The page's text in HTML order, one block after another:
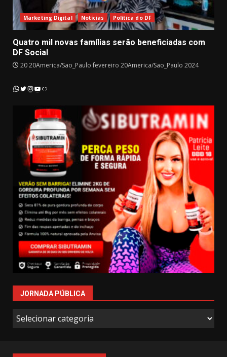
Marketing Digital Notícias Política do DF
Quatro mil novas famílias serão beneficiadas com
DF Social
20 20America/Sao_Paulo fevereiro 20America/Sao_Paulo 2024
WhatsApp
Twitter
Instagram
YouTube
Link
JORNADA PÚBLICA
Jornada
Pública